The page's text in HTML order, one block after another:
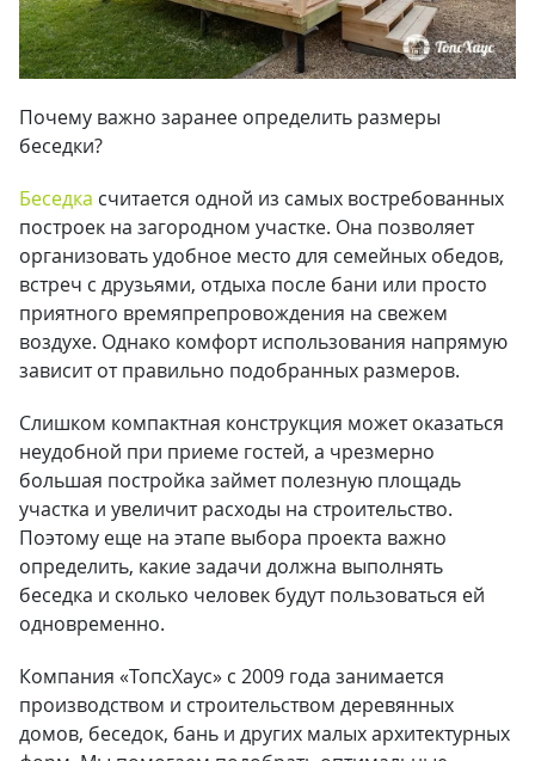
Почему важно заранее определить размеры
беседки?
Беседка считается одной из самых востребованных
построек на загородном участке. Она позволяет
организовать удобное место для семейных обедов,
встреч с друзьями, отдыха после бани или просто
приятного времяпрепровождения на свежем
воздухе. Однако комфорт использования напрямую
зависит от правильно подобранных размеров.
Слишком компактная конструкция может оказаться
неудобной при приеме гостей, а чрезмерно
большая постройка займет полезную площадь
участка и увеличит расходы на строительство.
Поэтому еще на этапе выбора проекта важно
определить, какие задачи должна выполнять
беседка и сколько человек будут пользоваться ей
одновременно.
Компания «ТопсХаус» с 2009 года занимается
производством и строительством деревянных
домов, беседок, бань и других малых архитектурных